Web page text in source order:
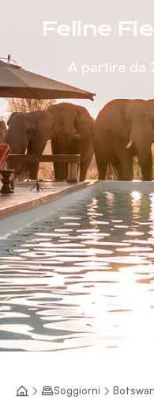
Feline
A partire da
Soggiorni